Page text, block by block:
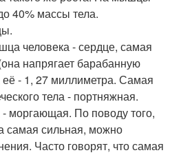
40% массы тела.
человека - сердце, самая
напрягает барабанную
- 1, 27 миллиметра. Самая
тела - портняжная.
По поводу того,
самая сильная, можно
Часто говорят, что самая